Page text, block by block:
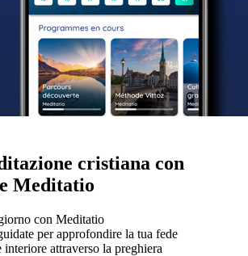
cristiana con
Meditatio
con Meditatio
per approfondire la tua fede
interiore attraverso la preghiera